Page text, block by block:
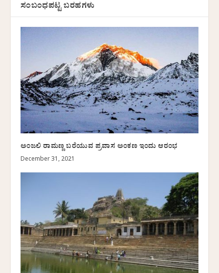
ಸಂಬಂಧಪಟ್ಟ ಬರಹಗಳು
ಅಂಜಲಿ ರಾಮಣ್ಣ ಬರೆಯುವ ಪ್ರವಾಸ ಅಂಕಣ ಇಂದು ಆರಂಭ
December 31, 2021